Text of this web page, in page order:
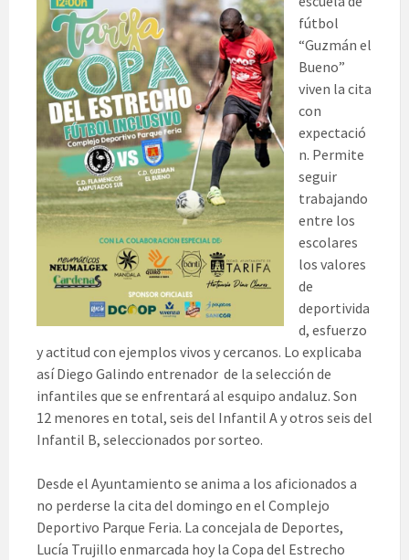
fútbol
“Guzmán el
Bueno”
viven la cita
con
expectació
n. Permite
seguir
trabajando
entre los
escolares
los valores
de
deportivida
d, esfuerzo
y actitud con ejemplos vivos y cercanos. Lo explicaba
así Diego Galindo entrenador de la selección de
infantiles que se enfrentará al esquipo andaluz. Son
12 menores en total, seis del Infantil A y otros seis del
Infantil B, seleccionados por sorteo.
Desde el Ayuntamiento se anima a los aficionados a
no perderse la cita del domingo en el Complejo
Deportivo Parque Feria. La concejala de Deportes,
Lucía Trujillo enmarcada hoy la Copa del Estrecho